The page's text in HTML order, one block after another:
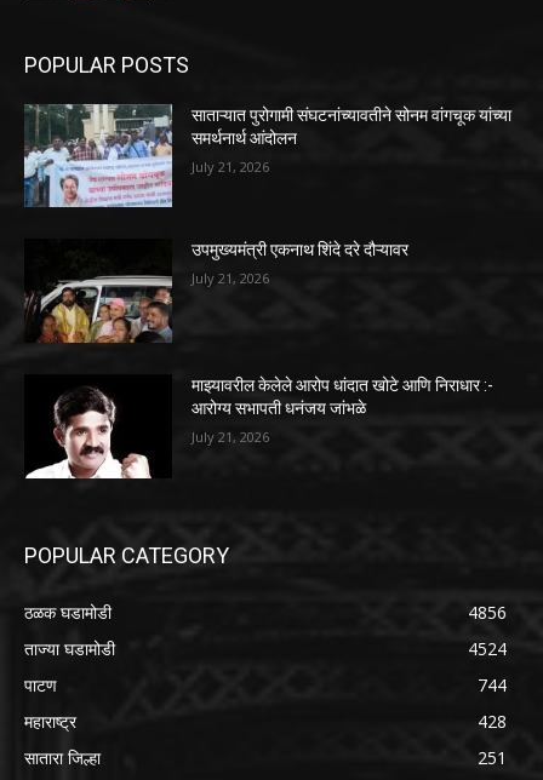
POPULAR POSTS
साताऱ्यात पुरोगामी संघटनांच्यावतीने सोनम वांगचूक यांच्या
समर्थनार्थ आंदोलन
July 21, 2026
उपमुख्यमंत्री एकनाथ शिंदे दरे दौऱ्यावर
July 21, 2026
माझ्यावरील केलेले आरोप धांदात खोटे आणि निराधार :-
आरोग्य सभापती धनंजय जांभळे
July 21, 2026
POPULAR CATEGORY
ठळक घडामोडी
4856
ताज्या घडामोडी
4524
पाटण
744
महाराष्ट्र
428
सातारा जिल्हा
251